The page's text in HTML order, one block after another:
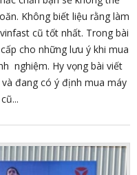
Không biết liệu rằng làm
cũ tốt nhất. Trong bài
cho những lưu ý khi mua
nghiệm. Hy vọng bài viết
đang có ý định mua máy